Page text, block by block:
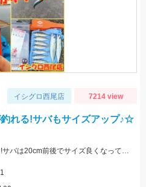
イシグロ西尾店 7214 view
釣れる!サバもサイズアップ♪☆
今年も一色漁港でアジが釣れました!サバは20cm前後でサイズ良くなっています!